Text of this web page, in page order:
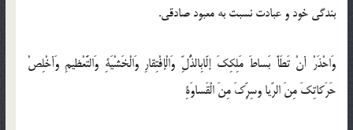
بندگى خود و عبادت نسبت به معبود صادقى.
وَاحْذَرْ أنْ تَطَأَ بَساطَ مَلِكِكَ إلّابِالذُّلِّ وَالْإفْتِقارِ وَالْخَشْيَةِ وَالتَّعْظيمِ وَأخْلِصْ
حَرَكاتِكَ مِنَ الرّيا وسِرِّكَ مِنَ الْقَساوَةِ